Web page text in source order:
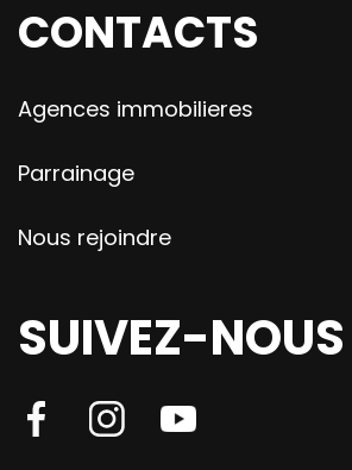
CONTACTS
Agences immobilieres
Parrainage
Nous rejoindre
SUIVEZ-NOUS